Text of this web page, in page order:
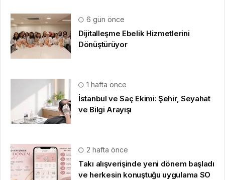
6 gün önce
Dijitalleşme Ebelik Hizmetlerini
Dönüştürüyor
1 hafta önce
İstanbul ve Saç Ekimi: Şehir, Seyahat
ve Bilgi Arayışı
2 hafta önce
Takı alışverişinde yeni dönem başladı
ve herkesin konuştuğu uygulama SO